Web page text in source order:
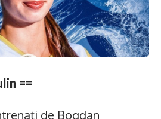
==
de Bogdan